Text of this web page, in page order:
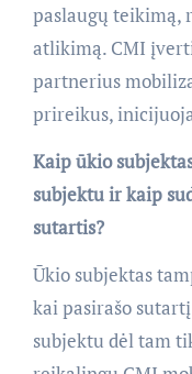
paslaugų teikimą,
atlikimą. CMI
partnerius
prireikus,
Kaip ūkio
subjektu ir kaip
sutartis?
Ūkio subjektas
kai pasirašo
subjektu dėl tam